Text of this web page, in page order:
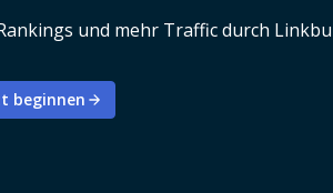
und mehr Traffic durch
beginnen